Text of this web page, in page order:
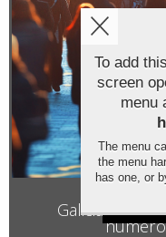
Galicia bate
Aviso
lista de
nuestra
To add
screen
menu
The menu
the menu
has one, or